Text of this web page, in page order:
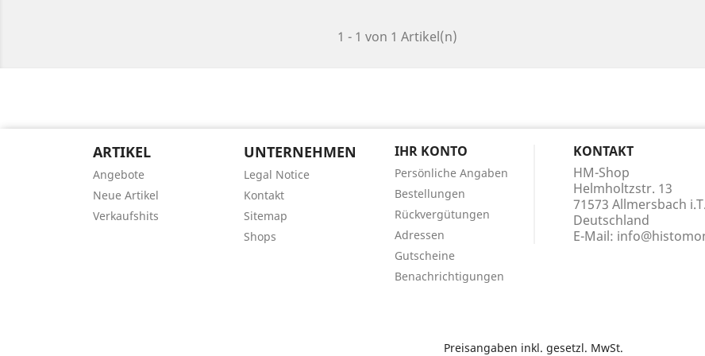
1 - 1 von 1 Artikel(n)
ARTIKEL
Angebote
Neue Artikel
Verkaufshits
UNTERNEHMEN
Legal Notice
Kontakt
Sitemap
Shops
IHR KONTO
Persönliche Angaben
Bestellungen
Rückvergütungen
Adressen
Gutscheine
Benachrichtigungen
KONTAKT
HM-Shop
Helmholtzstr. 13
71573 Allmersbach i.T.
Deutschland
E-Mail:
Preisangaben inkl. gesetzl. MwSt.